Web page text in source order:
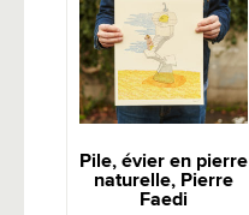
Pile, évier en pierre
naturelle, Pierre
Faedi